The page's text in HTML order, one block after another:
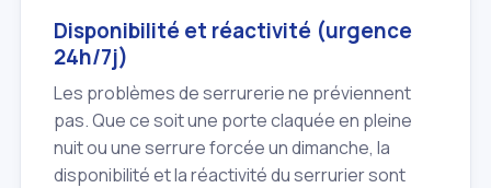
Disponibilité et réactivité (urgence
24h/7j)
Les problèmes de serrurerie ne préviennent
pas. Que ce soit une porte claquée en pleine
nuit ou une serrure forcée un dimanche, la
disponibilité et la réactivité du serrurier sont